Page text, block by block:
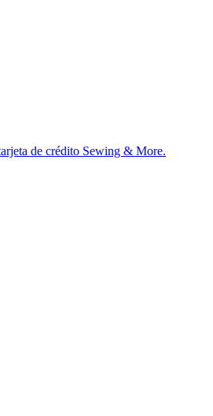
de crédito Sewing & More.